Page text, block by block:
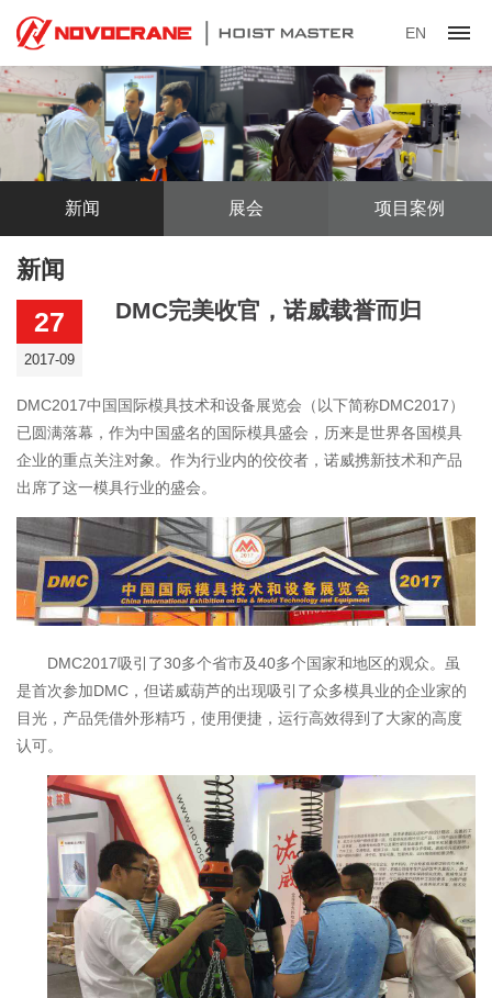
EN
新闻 展会 项目案例
新闻
27
2017-09
DMC完美收官，诺威载誉而归
DMC2017中国国际模具技术和设备展览会（以下简称DMC2017）
已圆满落幕，作为中国盛名的国际模具盛会，历来是世界各国模具
企业的重点关注对象。作为行业内的佼佼者，诺威携新技术和产品
出席了这一模具行业的盛会。
DMC2017吸引了30多个省市及40多个国家和地区的观众。虽
是首次参加DMC，但诺威葫芦的出现吸引了众多模具业的企业家的
目光，产品凭借外形精巧，使用便捷，运行高效得到了大家的高度
认可。